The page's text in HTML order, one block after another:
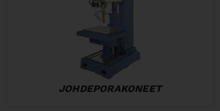
JOHDEPORAKONEET